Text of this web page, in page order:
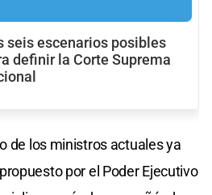
seis escenarios posibles
definir la Corte Suprema
de los ministros actuales ya
por el Poder Ejecutivo